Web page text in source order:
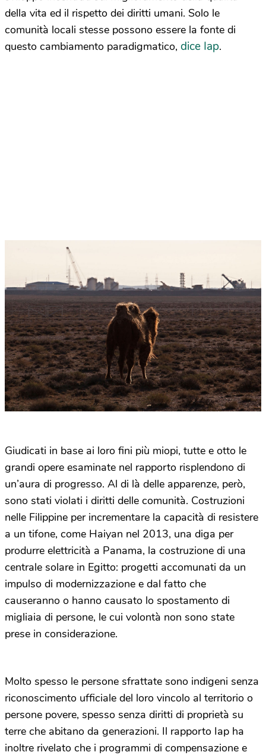
della vita ed il rispetto dei diritti umani. Solo le
comunità locali stesse possono essere la fonte di
questo cambiamento paradigmatico, dice Iap.
Giudicati in base ai loro fini più miopi, tutte e otto le
grandi opere esaminate nel rapporto risplendono di
un’aura di progresso. Al di là delle apparenze, però,
sono stati violati i diritti delle comunità. Costruzioni
nelle Filippine per incrementare la capacità di resistere
a un tifone, come Haiyan nel 2013, una diga per
produrre elettricità a Panama, la costruzione di una
centrale solare in Egitto: progetti accomunati da un
impulso di modernizzazione e dal fatto che
causeranno o hanno causato lo spostamento di
migliaia di persone, le cui volontà non sono state
prese in considerazione.
Molto spesso le persone sfrattate sono indigeni senza
riconoscimento ufficiale del loro vincolo al territorio o
persone povere, spesso senza diritti di proprietà su
terre che abitano da generazioni. Il rapporto Iap ha
inoltre rivelato che i programmi di compensazione e